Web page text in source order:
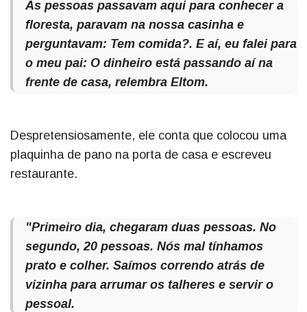
As pessoas passavam aqui para conhecer a
floresta, paravam na nossa casinha e
perguntavam: Tem comida?. E aí, eu falei para
o meu pai: O dinheiro está passando aí na
frente de casa, relembra Eltom.
Despretensiosamente, ele conta que colocou uma
plaquinha de pano na porta de casa e escreveu
restaurante.
"Primeiro dia, chegaram duas pessoas. No
segundo, 20 pessoas. Nós mal tínhamos
prato e colher. Saímos correndo atrás de
vizinha para arrumar os talheres e servir o
pessoal.